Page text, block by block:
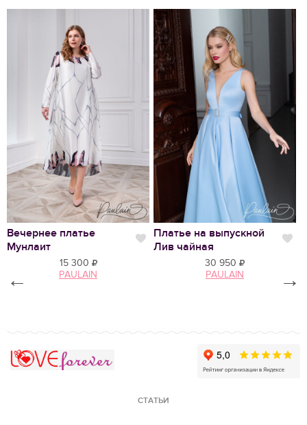
Нравится
Вечернее платье
Мунлаит
Нравится
15 300
PAULAIN
Платье на выпускной
Лив чайная
30 950
PAULAIN
← →
СТАТЬИ